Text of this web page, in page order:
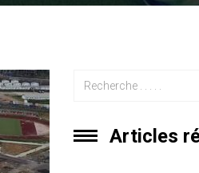
Articles